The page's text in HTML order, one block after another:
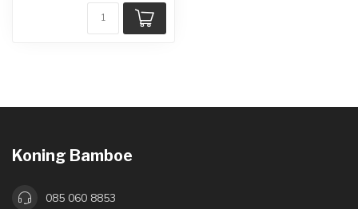
Koning Bamboe
085 060 8853